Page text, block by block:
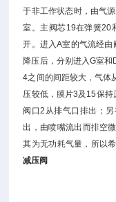
于非工作状态时，由气
室。主阀芯19在弹簧20
开。进入A室的气流经
降压后，分别进入G室
4之间的间距较大，气体
压较低，膜片3及15保
阀口2从排气口排出；
出，由喷嘴流出而排空
其为无功耗气量，所以
减压阀